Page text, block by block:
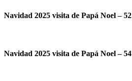
Navidad 2025 visita de Papá Noel – 52
Navidad 2025 visita de Papá Noel – 54